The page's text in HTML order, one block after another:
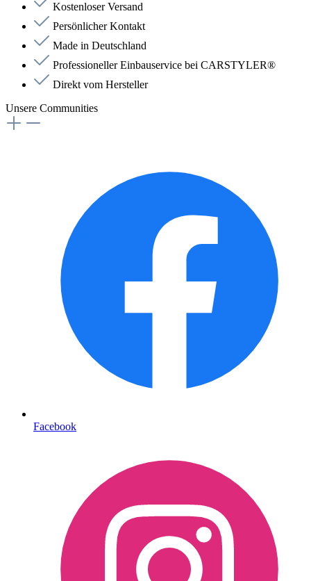
Kostenloser Versand
Persönlicher Kontakt
Made in Deutschland
Professioneller Einbauservice bei CARSTYLER®
Direkt vom Hersteller
Unsere Communities
Facebook